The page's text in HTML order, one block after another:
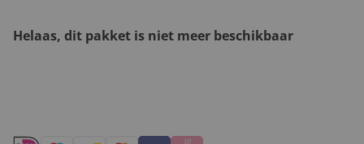
Helaas, dit pakket is niet meer beschikbaar